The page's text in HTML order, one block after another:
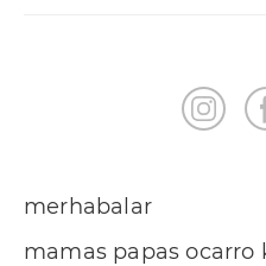
merhabalar
mamas papas